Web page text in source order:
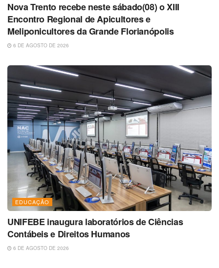
Nova Trento recebe neste sábado(08) o XIII
Encontro Regional de Apicultores e
Meliponicultores da Grande Florianópolis
6 DE AGOSTO DE 2026
EDUCAÇÃO
UNIFEBE inaugura laboratórios de Ciências
Contábeis e Direitos Humanos
6 DE AGOSTO DE 2026